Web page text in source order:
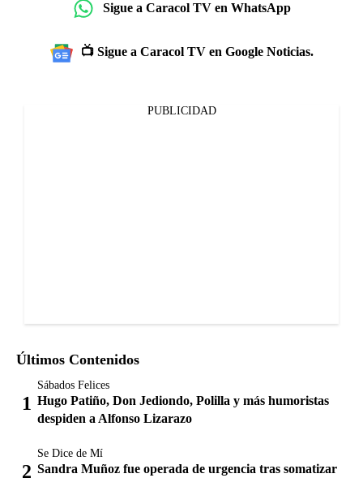
Sigue a Caracol TV en WhatsApp
📺 Sigue a Caracol TV en Google Noticias.
PUBLICIDAD
Últimos Contenidos
Sábados Felices
Hugo Patiño, Don Jediondo, Polilla y más humoristas
despiden a Alfonso Lizarazo
Se Dice de Mí
Sandra Muñoz fue operada de urgencia tras somatizar